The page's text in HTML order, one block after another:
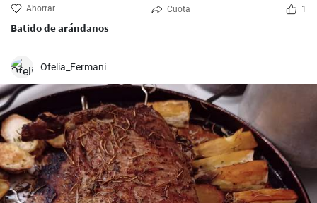
Ahorrar Cuota 1
Batido de arándanos
Ofelia_Fermani